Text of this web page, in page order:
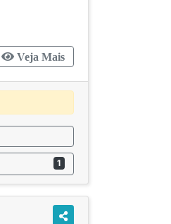
Veja Mais
1